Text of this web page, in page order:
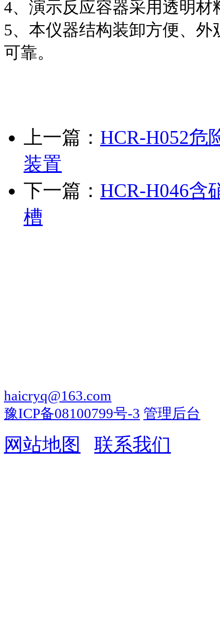
4、演示反应容器采用透明
5、本仪器结构装卸方便、
可靠。
上一篇： HCR-H052危
装置
下一篇： HCR-H046含
槽
haicryq@163.com
豫ICP备08100799号-3 管理后台
网站地图 联系我们